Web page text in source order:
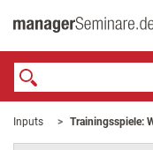
Inputs Trainingsspiele: